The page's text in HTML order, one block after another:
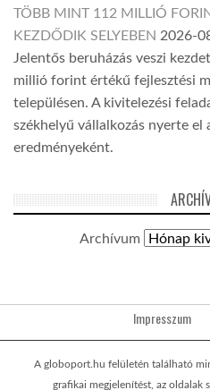
TÖBB MINT 112 MILLIÓ
KEZDŐDIK SELYEBEN 2026-
Jelentős beruházás veszi
millió forint értékű fejlesztési
településen. A kivitelezési
székhelyű vállalkozás nyerte el
eredményeként.
Archívum
Impresszum
A globoport.hu felületén található
grafikai megjelenítést, az oldalak